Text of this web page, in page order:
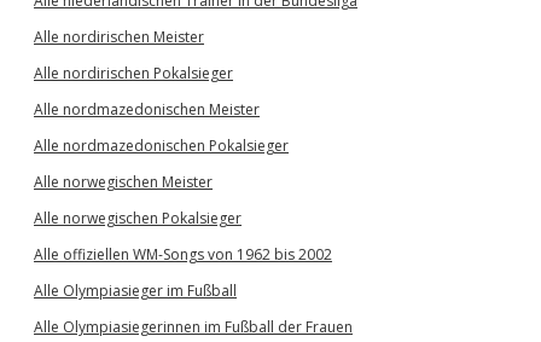
Alle nordirischen Meister
Alle nordirischen Pokalsieger
Alle nordmazedonischen Meister
Alle nordmazedonischen Pokalsieger
Alle norwegischen Meister
Alle norwegischen Pokalsieger
Alle offiziellen WM-Songs von 1962 bis 2002
Alle Olympiasieger im Fußball
Alle Olympiasiegerinnen im Fußball der Frauen